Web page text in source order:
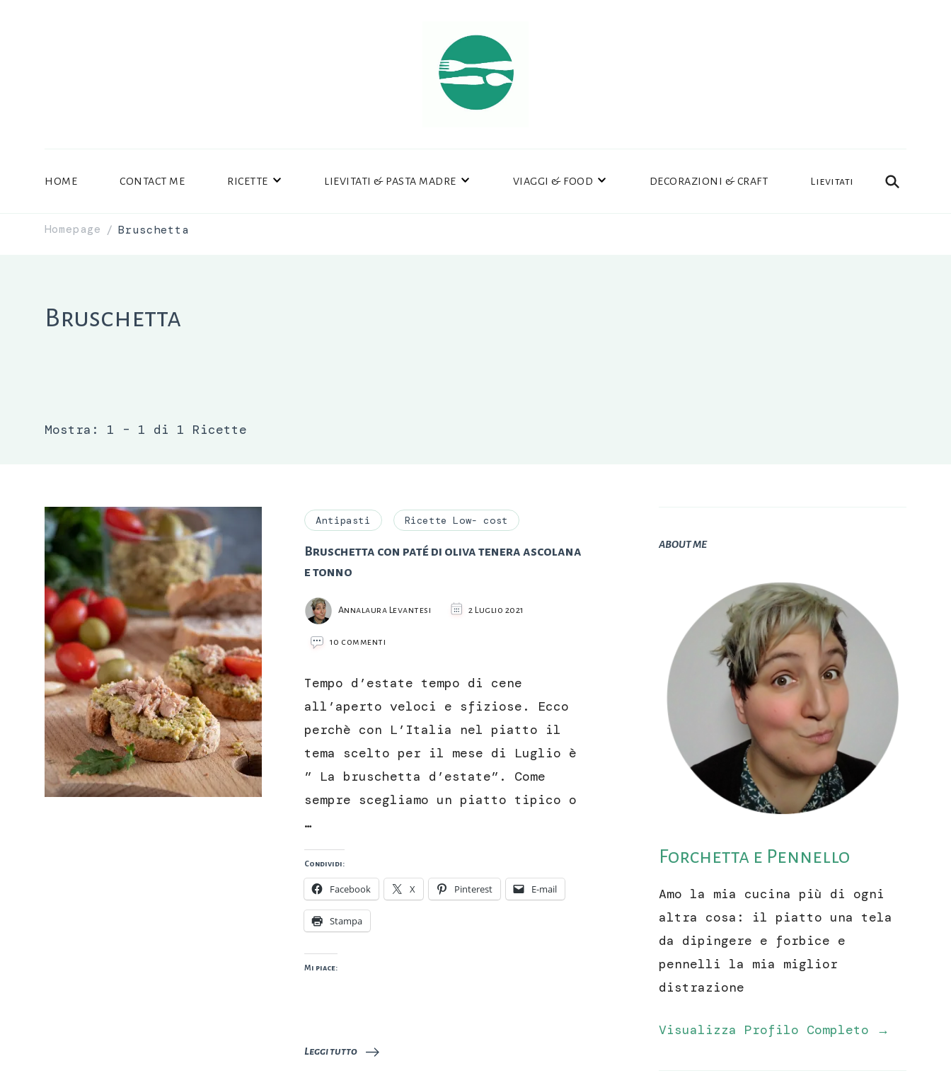
HOME CONTACT ME RICETTE LIEVITATI & PASTA MADRE VIAGGI & FOOD DECORAZIONI & CRAFT Lievitati
Homepage / Bruschetta
Bruschetta
Mostra: 1 – 1 di 1 Ricette
Antipasti Ricette Low- cost
Bruschetta con paté di oliva tenera ascolana
e tonno
Annalaura Levantesi 2 Luglio 2021
10 commenti
paté
tenera
e
tonno
Tempo d’estate tempo di cene
all’aperto veloci e sfiziose. Ecco
perchè con L’Italia nel piatto il
tema scelto per il mese di Luglio è
” La bruschetta d’estate”. Come
sempre scegliamo un piatto tipico o
…
Condividi:
Facebook X Pinterest E-mail
Stampa
Mi piace:
Leggi tutto
ABOUT ME
Forchetta e Pennello
Amo la mia cucina più di ogni
altra cosa: il piatto una tela
da dipingere e forbice e
pennelli la mia miglior
distrazione
Visualizza Profilo Completo →